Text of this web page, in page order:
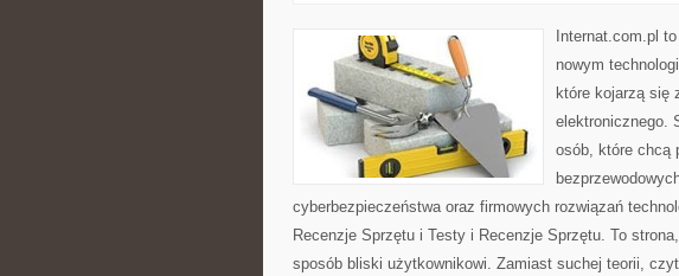
Internat.com.pl
nowym
które kojarzą się
elektronicznego.
osób, które chcą
cyberbezpieczeństwa oraz firmowych rozwiązań
Recenzje Sprzętu i Testy i Recenzje Sprzętu. To
sposób bliski użytkownikowi. Zamiast suchej teorii,